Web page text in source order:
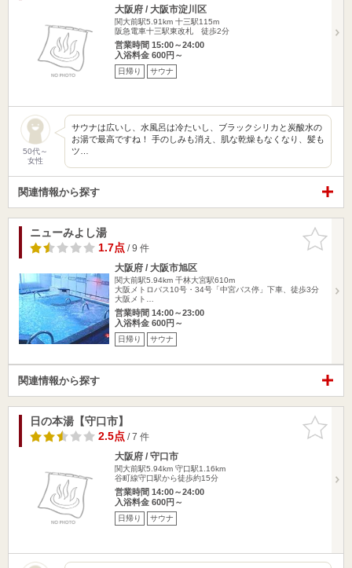
大阪府 / 大阪市淀川区
関大前駅5.91km 十三駅115m
阪急電車十三駅東改札 徒歩2分
営業時間 15:00～24:00
入浴料金 600円～
日帰り サウナ
50代～
女性
サウナは広いし、水風呂は冷たいし、ブラックシリカと炭酸水の
お湯で最高ですね！ 手のしみも消え、肌な乾燥もなくなり、髪も
ツ…
関連情報から探す
お気に入
りに追加
ニューみよし湯
1.7点/ 9 件
大阪府 / 大阪市旭区
関大前駅5.94km 千林大宮駅610m
大阪メトロバス10号・34号「中宮バス停」下車、徒歩3分
大阪メト…
営業時間 14:00～23:00
入浴料金 600円～
日帰り サウナ
関連情報から探す
お気に入
りに追加
日の本湯【守口市】
2.5点/ 7 件
大阪府 / 守口市
関大前駅5.94km 守口駅1.16km
谷町線守口駅から徒歩約15分
営業時間 14:00～24:00
入浴料金 600円～
日帰り サウナ